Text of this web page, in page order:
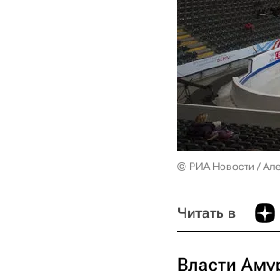
© РИА Новости /
Читать в
Власти